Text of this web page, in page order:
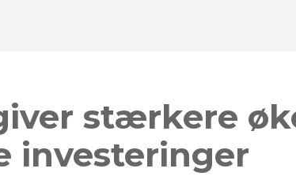
stærkere
investeringer